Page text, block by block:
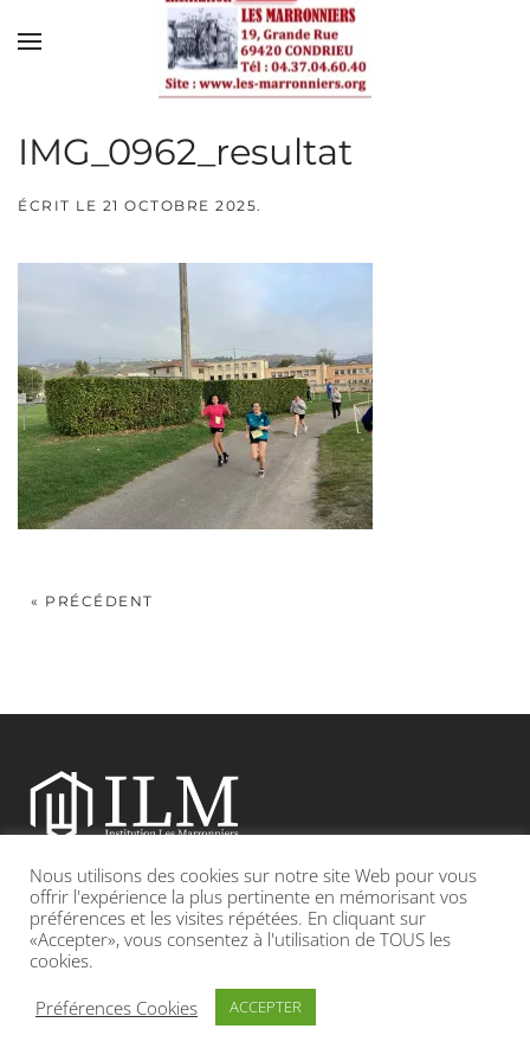
Skip to main content
IMG_0962_resultat
ÉCRIT LE 21 OCTOBRE 2025.
« PRÉCÉDENT
Etablissement catholique sous contrat d’association avec l’Etat
Adresse : 19, Grande rue 69420 CONDRIEU
INFOS LÉGALES POLITIQUE DE CONFIDENTIALITÉ
Nous utilisons des cookies sur notre site Web pour vous
offrir l'expérience la plus pertinente en mémorisant vos
préférences et les visites répétées. En cliquant sur
«Accepter», vous consentez à l'utilisation de TOUS les
cookies.
Préférences Cookies
ACCEPTER